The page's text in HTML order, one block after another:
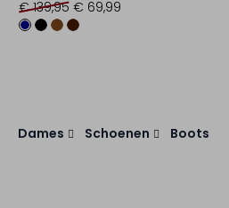
€ 139,95 € 69,99
Dames Schoenen Boots